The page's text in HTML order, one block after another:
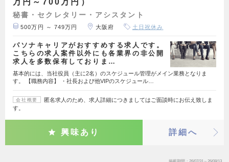
秘書・セクレタリー・アシスタント
500万円 ～ 749万円 大阪府 土日祝休み
パソナキャリアがおすすめする求人です。
こちらの求人案件以外にも各業界の非公開
求人を多数保有しておりま…
基本的には、当社役員（主に2名）のスケジュール管理がメイン業務となりま
す。 【職務内容】 ・社長および他VIPのスケジュール…
会社概要
匿名求人のため、求人詳細につきましてはご面談時にお伝え致しま
す。
興味あり 詳細へ